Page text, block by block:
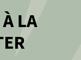
LA